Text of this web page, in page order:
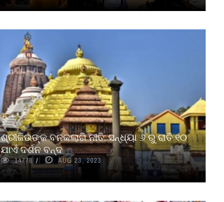
ଶ୍ରୀଜିଉଙ୍କ ବନକଲାଗି ନୀତି: ସନ୍ଧ୍ୟା ୬ ରୁ ରାତି ୧୦
ଯାଏଁ ଦର୍ଶନ ବନ୍ଦ
14778 AUG 23, 2023